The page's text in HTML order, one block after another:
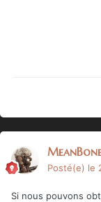
Posté(e) le
Si nous pouvons